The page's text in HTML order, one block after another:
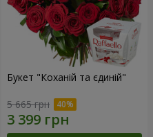
Букет "Коханій та єдиній"
5 665 грн